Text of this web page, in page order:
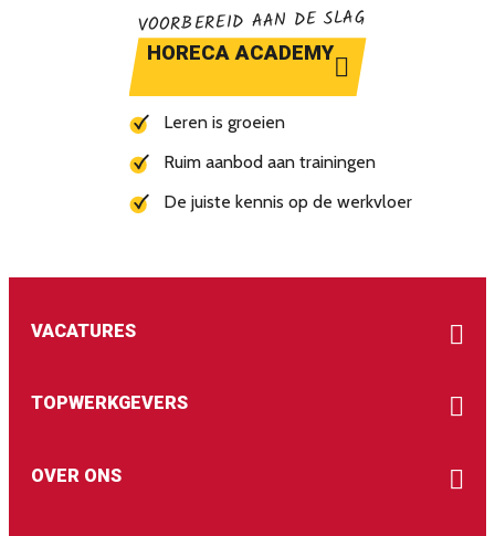
VOORBEREID AAN DE SLAG
HORECA ACADEMY
Leren is groeien
Ruim aanbod aan trainingen
De juiste kennis op de werkvloer
VACATURES
TOPWERKGEVERS
OVER ONS